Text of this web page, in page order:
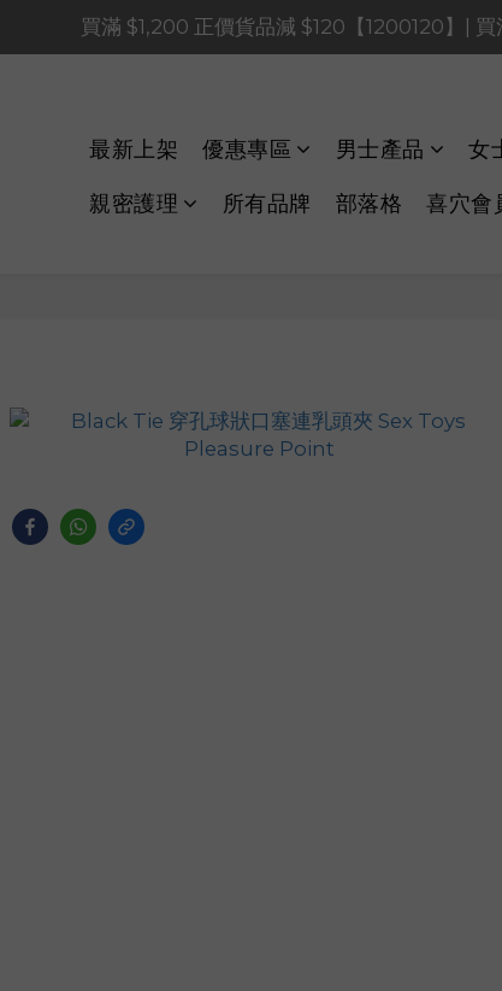
買滿 $1,200 正價貨品減 $120【1200120】|
買滿 $1,200 正價貨品減 $120【1200120】|
買滿 $600 正價貨品減 $40【60040】|
系統維護通知 – SHOPLINE Payments FPS將於
買滿 $1,200 正價貨品減 $120【1200120】|
最新上架 優惠專區 男士產品 女
親密護理 所有品牌 部落格 喜穴會